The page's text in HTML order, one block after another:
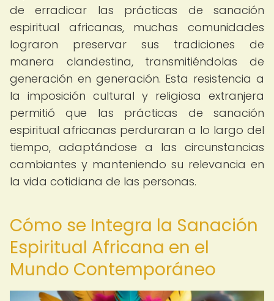
de erradicar las prácticas de sanación
espiritual africanas, muchas comunidades
lograron preservar sus tradiciones de
manera clandestina, transmitiéndolas de
generación en generación. Esta resistencia a
la imposición cultural y religiosa extranjera
permitió que las prácticas de sanación
espiritual africanas perduraran a lo largo del
tiempo, adaptándose a las circunstancias
cambiantes y manteniendo su relevancia en
la vida cotidiana de las personas.
Cómo se Integra la Sanación
Espiritual Africana en el
Mundo Contemporáneo